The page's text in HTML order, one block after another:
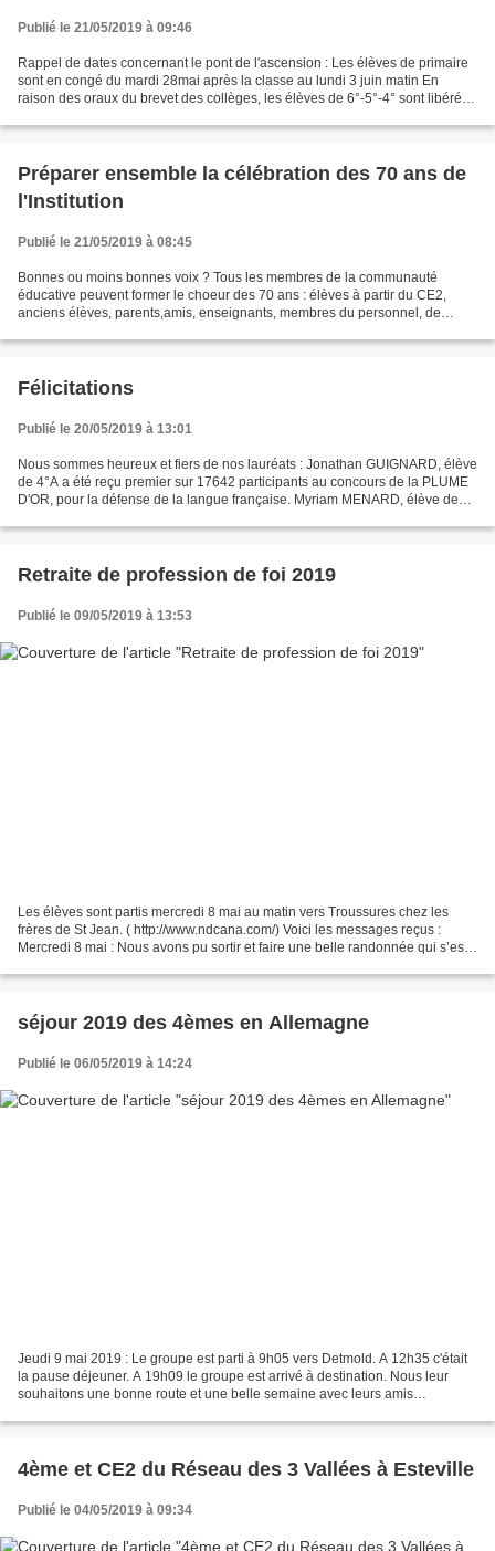
Publié le 21/05/2019 à 09:46
Rappel de dates concernant le pont de l'ascension : Les élèves de primaire
sont en congé du mardi 28mai après la classe au lundi 3 juin matin En
raison des oraux du brevet des collèges, les élèves de 6°-5°-4° sont libérés
Préparer ensemble la célébration des 70 ans de
l'Institution
Publié le 21/05/2019 à 08:45
Bonnes ou moins bonnes voix ? Tous les membres de la communauté
éducative peuvent former le choeur des 70 ans : élèves à partir du CE2,
anciens élèves, parents,amis, enseignants, membres du personnel, de
Félicitations
Publié le 20/05/2019 à 13:01
Nous sommes heureux et fiers de nos lauréats : Jonathan GUIGNARD, élève
de 4°A a été reçu premier sur 17642 participants au concours de la PLUME
D'OR, pour la défense de la langue française. Myriam MENARD, élève de
Retraite de profession de foi 2019
Publié le 09/05/2019 à 13:53
Les élèves sont partis mercredi 8 mai au matin vers Troussures chez les
frères de St Jean. ( http://www.ndcana.com/) Voici les messages reçus :
Mercredi 8 mai : Nous avons pu sortir et faire une belle randonnée qui s’est
séjour 2019 des 4èmes en Allemagne
Publié le 06/05/2019 à 14:24
Jeudi 9 mai 2019 : Le groupe est parti à 9h05 vers Detmold. A 12h35 c'était
la pause déjeuner. A 19h09 le groupe est arrivé à destination. Nous leur
souhaitons une bonne route et une belle semaine avec leurs amis
4ème et CE2 du Réseau des 3 Vallées à Esteville
Publié le 04/05/2019 à 09:34